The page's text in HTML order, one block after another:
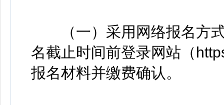
（一）采用网络报名方式
名截止时间前登录网站（
报名材料并缴费确认。